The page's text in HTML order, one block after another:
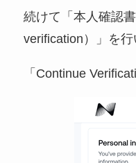
続けて「本人確認
verification）」を行
「Continue